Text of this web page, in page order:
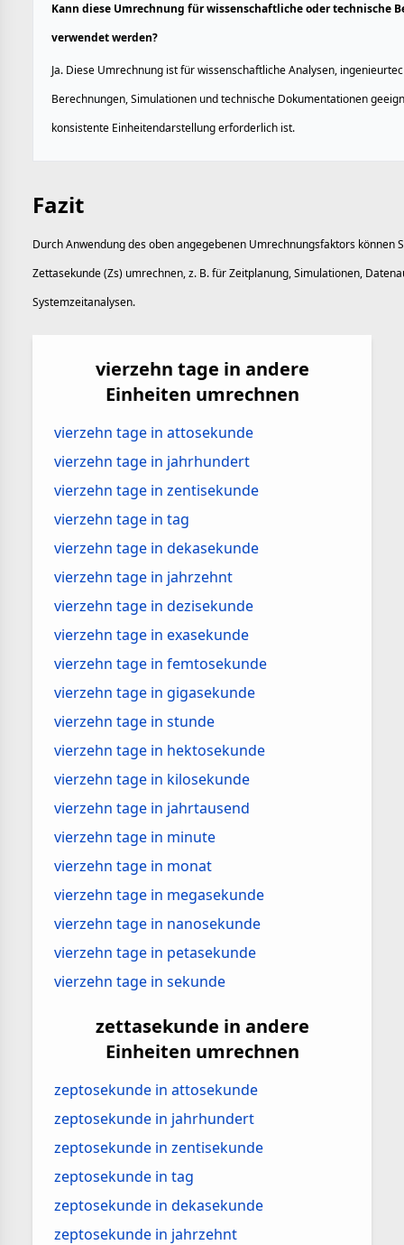
Kann diese Umrechnung für wissenschaftliche oder technische
verwendet werden?
Ja. Diese Umrechnung ist für wissenschaftliche Analysen,
Berechnungen, Simulationen und technische Dokumentationen
konsistente Einheitendarstellung erforderlich ist.
Fazit
Durch Anwendung des oben angegebenen Umrechnungsfaktors können
Zettasekunde (Zs) umrechnen, z. B. für Zeitplanung, Simulationen,
Systemzeitanalysen.
vierzehn tage in andere
Einheiten umrechnen
vierzehn tage in attosekunde
vierzehn tage in jahrhundert
vierzehn tage in zentisekunde
vierzehn tage in tag
vierzehn tage in dekasekunde
vierzehn tage in jahrzehnt
vierzehn tage in dezisekunde
vierzehn tage in exasekunde
vierzehn tage in femtosekunde
vierzehn tage in gigasekunde
vierzehn tage in stunde
vierzehn tage in hektosekunde
vierzehn tage in kilosekunde
vierzehn tage in jahrtausend
vierzehn tage in minute
vierzehn tage in monat
vierzehn tage in megasekunde
vierzehn tage in nanosekunde
vierzehn tage in petasekunde
vierzehn tage in sekunde
zettasekunde in andere
Einheiten umrechnen
zeptosekunde in attosekunde
zeptosekunde in jahrhundert
zeptosekunde in zentisekunde
zeptosekunde in tag
zeptosekunde in dekasekunde
zeptosekunde in jahrzehnt